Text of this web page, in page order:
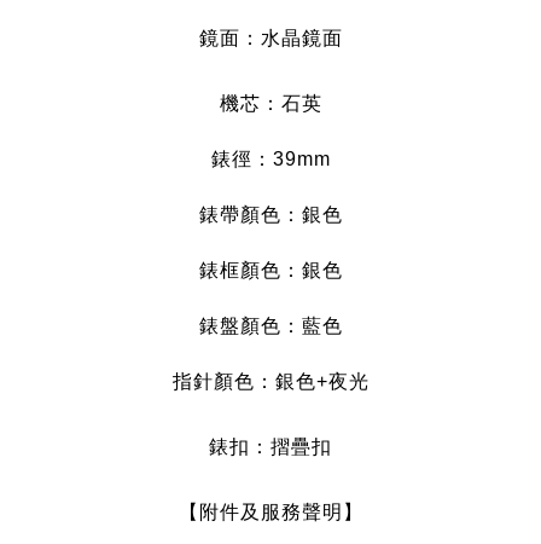
鏡面：水晶鏡面
機芯：石英
錶徑：39mm
錶帶顏色：銀色
錶框顏色：銀色
錶盤顏色：藍色
指針顏色：銀色+夜光
錶扣：摺疊扣
【附件及服務聲明】